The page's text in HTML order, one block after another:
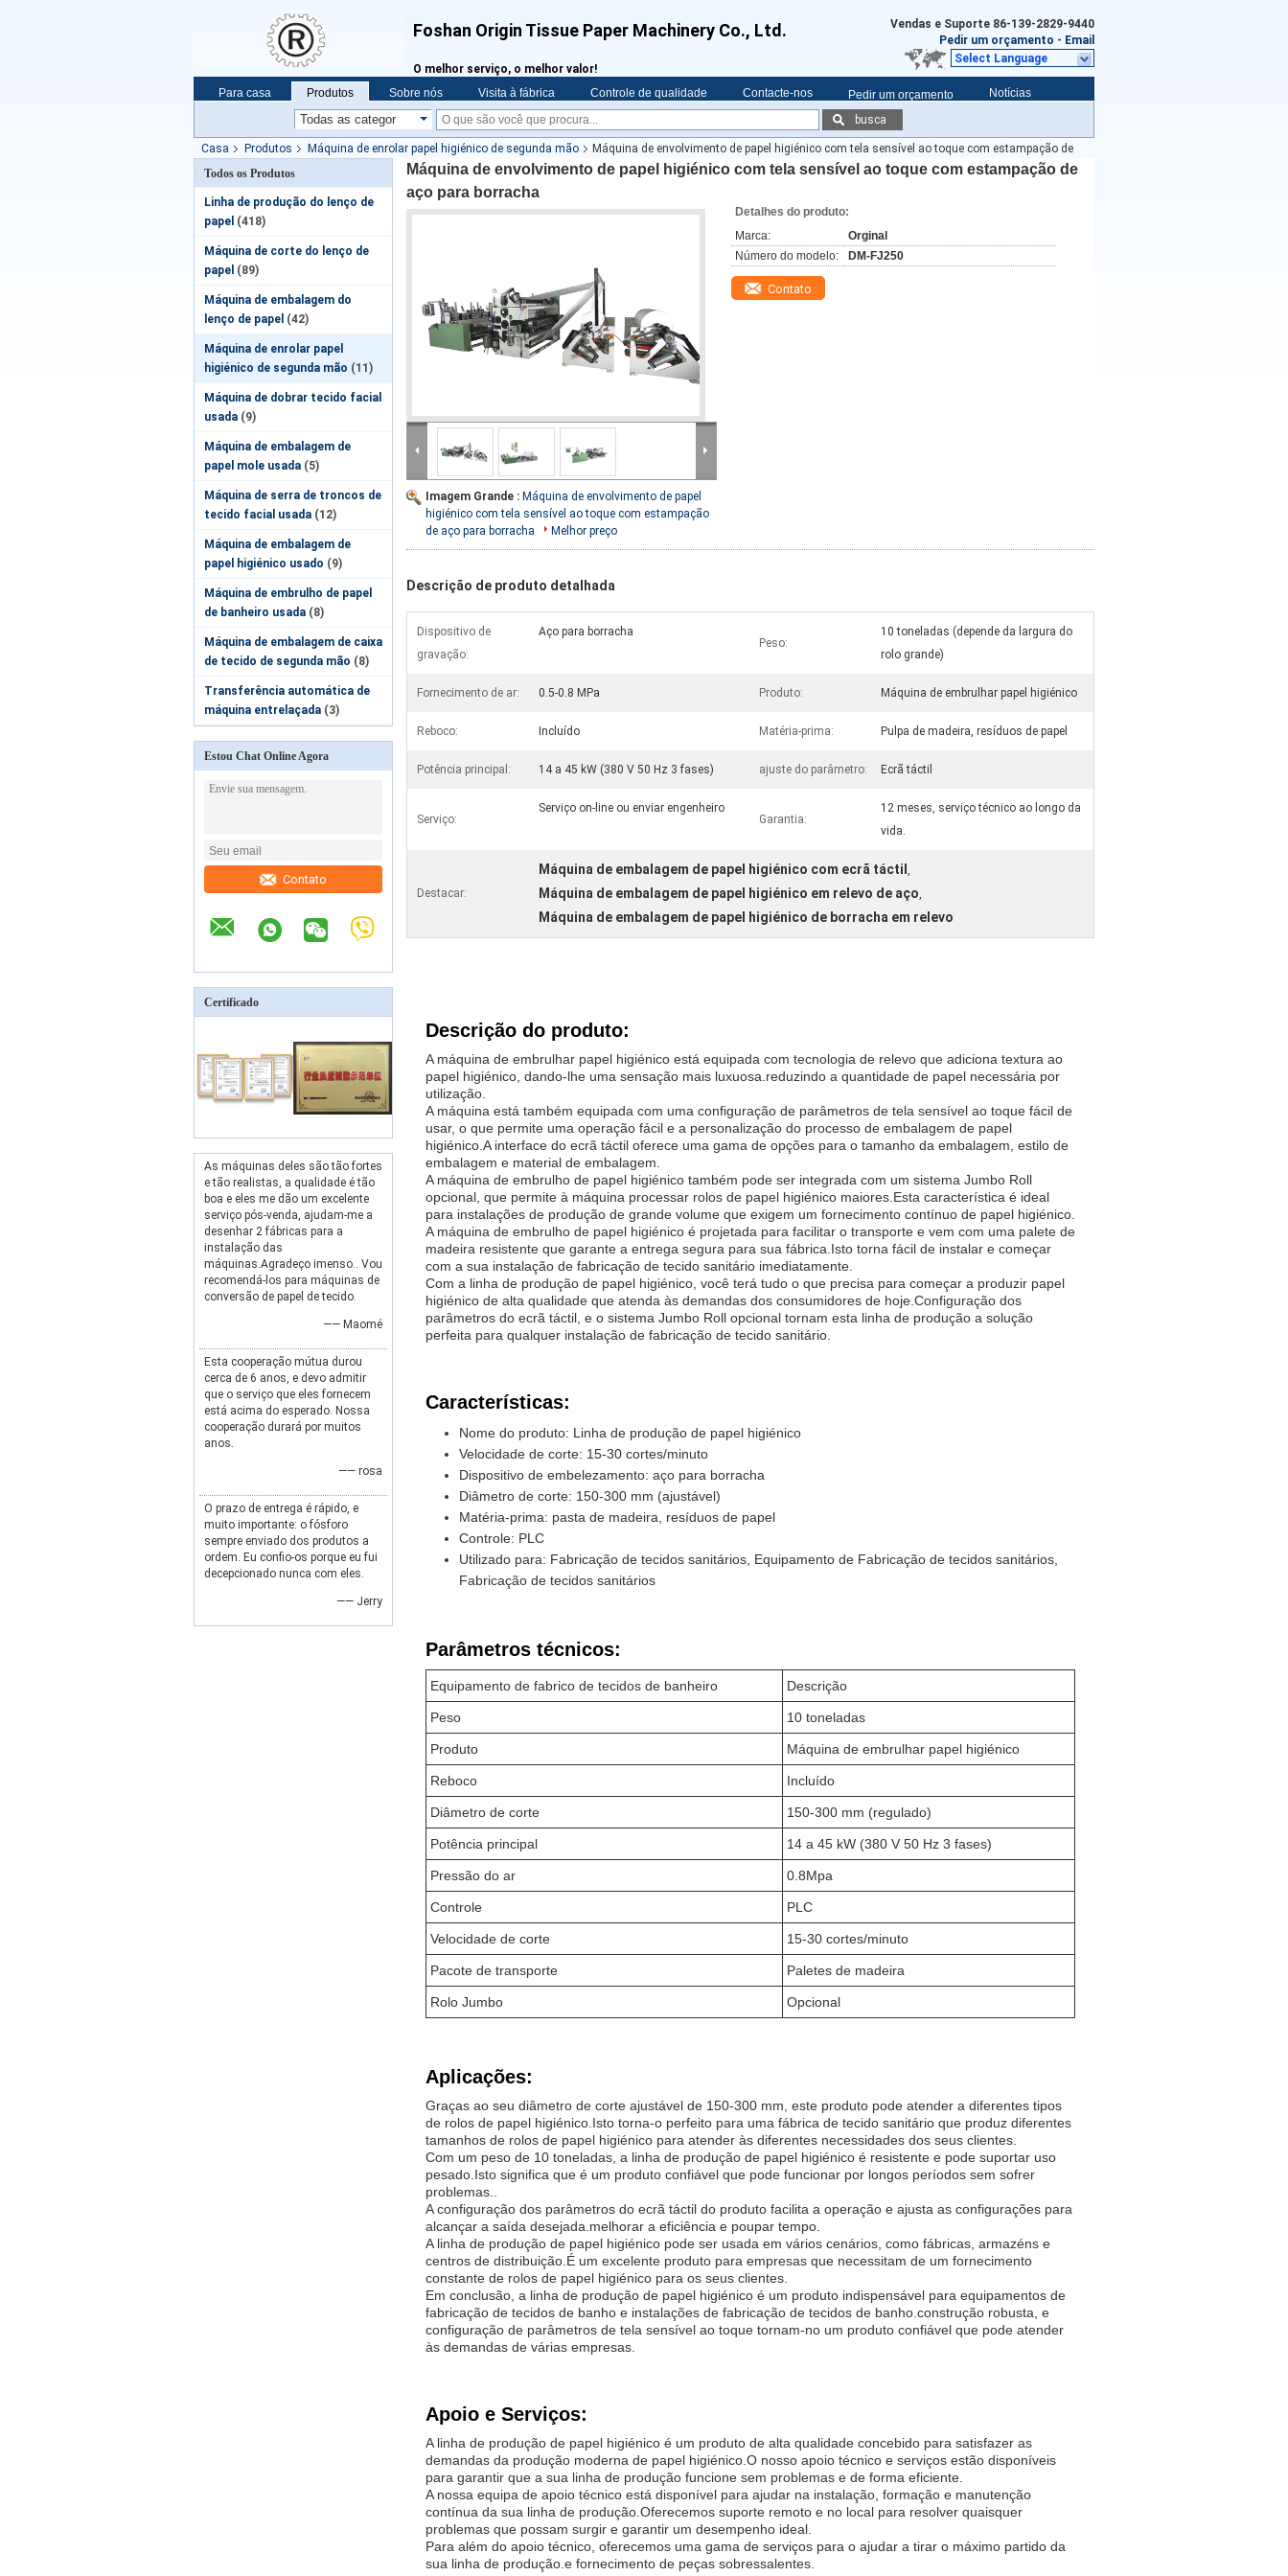
Foshan Origin Tissue Paper Machinery Co., Ltd.
O melhor serviço, o melhor valor!
Vendas e Suporte 86-139-2829-9440
Pedir um orçamento - Email
Select Language
Para casa Produtos Sobre nós Visita à fábrica Controle de qualidade Contacte-nos Pedir um orçamento Notícias
busca
Casa Produtos Máquina de enrolar papel higiénico de segunda mão
Máquina de envolvimento de papel higiénico com tela sensível ao toque com estampação de
aço para borracha
Todos os Produtos
Linha de produção do lenço de
papel (418)
Máquina de corte do lenço de
papel (89)
Máquina de embalagem do
lenço de papel (42)
Máquina de enrolar papel
higiénico de segunda mão (11)
Máquina de dobrar tecido facial
usada (9)
Máquina de embalagem de
papel mole usada (5)
Máquina de serra de troncos de
tecido facial usada (12)
Máquina de embalagem de
papel higiénico usado (9)
Máquina de embrulho de papel
de banheiro usada (8)
Máquina de embalagem de caixa
de tecido de segunda mão (8)
Transferência automática de
máquina entrelaçada (3)
Estou Chat Online Agora
Contato
Certificado
As máquinas deles são tão fortes
e tão realistas, a qualidade é tão
boa e eles me dão um excelente
serviço pós-venda, ajudam-me a
desenhar 2 fábricas para a
instalação das
máquinas.Agradeço imenso.. Vou
recomendá-los para máquinas de
conversão de papel de tecido.
—— Maomé
Esta cooperação mútua durou
cerca de 6 anos, e devo admitir
que o serviço que eles fornecem
está acima do esperado. Nossa
cooperação durará por muitos
anos.
—— rosa
O prazo de entrega é rápido, e
muito importante: o fósforo
sempre enviado dos produtos a
ordem. Eu confio-os porque eu fui
decepcionado nunca com eles.
—— Jerry
Máquina de envolvimento de papel higiénico com tela sensível ao toque com estampação de
aço para borracha
Imagem Grande : Máquina de envolvimento de papel
higiénico com tela sensível ao toque com estampação
de aço para borracha
Melhor preço
Detalhes do produto:
Marca:
Orginal
Número do modelo:
DM-FJ250
Contato
Descrição de produto detalhada
Dispositivo de
gravação:
Aço para borracha
Peso:
10 toneladas (depende da largura do
rolo grande)
Fornecimento de ar: 0.5-0.8 MPa Produto: Máquina de embrulhar papel higiénico
Reboco: Incluído Matéria-prima: Pulpa de madeira, resíduos de papel
Potência principal: 14 a 45 kW (380 V 50 Hz 3 fases) ajuste do parâmetro: Ecrã táctil
Serviço:
Serviço on-line ou enviar engenheiro
Garantia:
12 meses, serviço técnico ao longo da
vida.
Destacar:
Máquina de embalagem de papel higiénico com ecrã táctil ,
Máquina de embalagem de papel higiénico em relevo de aço,
Máquina de embalagem de papel higiénico de borracha em relevo
Descrição do produto:
A máquina de embrulhar papel higiénico está equipada com tecnologia de relevo que adiciona textura ao
papel higiénico, dando-lhe uma sensação mais luxuosa.reduzindo a quantidade de papel necessária por
utilização.
A máquina está também equipada com uma configuração de parâmetros de tela sensível ao toque fácil de
usar, o que permite uma operação fácil e a personalização do processo de embalagem de papel
higiénico.A interface do ecrã táctil oferece uma gama de opções para o tamanho da embalagem, estilo de
embalagem e material de embalagem.
A máquina de embrulho de papel higiénico também pode ser integrada com um sistema Jumbo Roll
opcional, que permite à máquina processar rolos de papel higiénico maiores.Esta característica é ideal
para instalações de produção de grande volume que exigem um fornecimento contínuo de papel higiénico.
A máquina de embrulho de papel higiénico é projetada para facilitar o transporte e vem com uma palete de
madeira resistente que garante a entrega segura para sua fábrica.Isto torna fácil de instalar e começar
com a sua instalação de fabricação de tecido sanitário imediatamente.
Com a linha de produção de papel higiénico, você terá tudo o que precisa para começar a produzir papel
higiénico de alta qualidade que atenda às demandas dos consumidores de hoje.Configuração dos
parâmetros do ecrã táctil, e o sistema Jumbo Roll opcional tornam esta linha de produção a solução
perfeita para qualquer instalação de fabricação de tecido sanitário.
Características:
Nome do produto: Linha de produção de papel higiénico
Velocidade de corte: 15-30 cortes/minuto
Dispositivo de embelezamento: aço para borracha
Diâmetro de corte: 150-300 mm (ajustável)
Matéria-prima: pasta de madeira, resíduos de papel
Controle: PLC
Utilizado para: Fabricação de tecidos sanitários, Equipamento de Fabricação de tecidos sanitários,
Fabricação de tecidos sanitários
Parâmetros técnicos:
Equipamento de fabrico de tecidos de banheiro Descrição
Peso 10 toneladas
Produto Máquina de embrulhar papel higiénico
Reboco Incluído
Diâmetro de corte 150-300 mm (regulado)
Potência principal 14 a 45 kW (380 V 50 Hz 3 fases)
Pressão do ar 0.8Mpa
Controle PLC
Velocidade de corte 15-30 cortes/minuto
Pacote de transporte Paletes de madeira
Rolo Jumbo Opcional
Aplicações:
Graças ao seu diâmetro de corte ajustável de 150-300 mm, este produto pode atender a diferentes tipos
de rolos de papel higiénico.Isto torna-o perfeito para uma fábrica de tecido sanitário que produz diferentes
tamanhos de rolos de papel higiénico para atender às diferentes necessidades dos seus clientes.
Com um peso de 10 toneladas, a linha de produção de papel higiénico é resistente e pode suportar uso
pesado.Isto significa que é um produto confiável que pode funcionar por longos períodos sem sofrer
problemas..
A configuração dos parâmetros do ecrã táctil do produto facilita a operação e ajusta as configurações para
alcançar a saída desejada.melhorar a eficiência e poupar tempo.
A linha de produção de papel higiénico pode ser usada em vários cenários, como fábricas, armazéns e
centros de distribuição.É um excelente produto para empresas que necessitam de um fornecimento
constante de rolos de papel higiénico para os seus clientes.
Em conclusão, a linha de produção de papel higiénico é um produto indispensável para equipamentos de
fabricação de tecidos de banho e instalações de fabricação de tecidos de banho.construção robusta, e
configuração de parâmetros de tela sensível ao toque tornam-no um produto confiável que pode atender
às demandas de várias empresas.
Apoio e Serviços:
A linha de produção de papel higiénico é um produto de alta qualidade concebido para satisfazer as
demandas da produção moderna de papel higiénico.O nosso apoio técnico e serviços estão disponíveis
para garantir que a sua linha de produção funcione sem problemas e de forma eficiente.
A nossa equipa de apoio técnico está disponível para ajudar na instalação, formação e manutenção
contínua da sua linha de produção.Oferecemos suporte remoto e no local para resolver quaisquer
problemas que possam surgir e garantir um desempenho ideal.
Para além do apoio técnico, oferecemos uma gama de serviços para o ajudar a tirar o máximo partido da
sua linha de produção.e fornecimento de peças sobressalentes.